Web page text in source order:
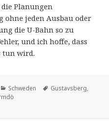
Planungen
ohne jeden Ausbau oder
die U-Bahn so zu
und ich hoffe, dass
tun wird.
Kategorien
Schweden Schlagwörter
Gustavsberg,
U-Bahn kommt – besser spät als